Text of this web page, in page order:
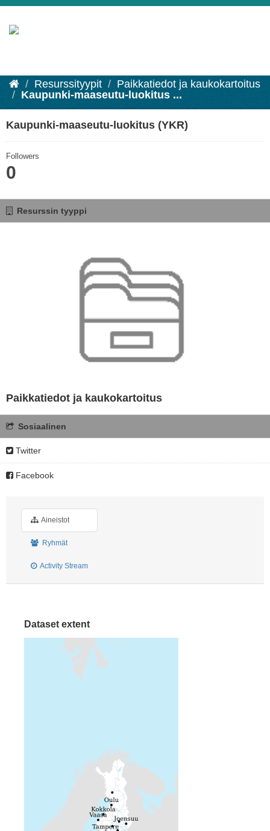
Resurssityypit
Paikkatiedot ja kaukokartoitus
Kaupunki-maaseutu-luokitus ...
Kaupunki-maaseutu-luokitus (YKR)
Followers
0
Resurssin tyyppi
Paikkatiedot ja kaukokartoitus
Sosiaalinen
Twitter
Facebook
Aineistot
Ryhmät
Activity Stream
Dataset extent
Kaupunki-